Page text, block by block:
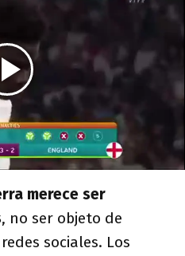
merece ser
, no ser objeto de
sociales. Los